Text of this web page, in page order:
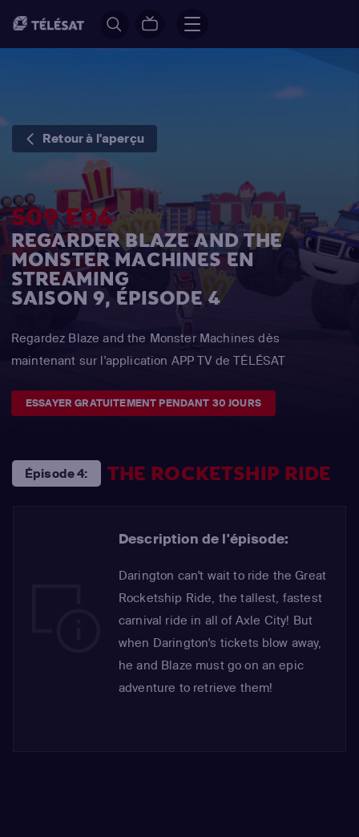
Retour à l'aperçu
S09 E04
REGARDER BLAZE AND THE
MONSTER MACHINES EN
STREAMING
SAISON 9, ÉPISODE 4
Regardez Blaze and the Monster Machines dès
maintenant sur l'application APP TV de TÉLÉSAT
ESSAYER GRATUITEMENT PENDANT 30 JOURS
Épisode 4: THE ROCKETSHIP RIDE
Description de l'épisode:
Darington can't wait to ride the Great
Rocketship Ride, the tallest, fastest
carnival ride in all of Axle City! But
when Darington's tickets blow away,
he and Blaze must go on an epic
adventure to retrieve them!